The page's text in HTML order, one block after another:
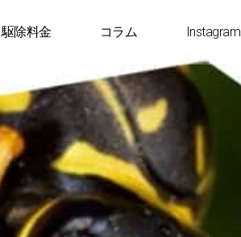
駆除料金 コラム Instagram